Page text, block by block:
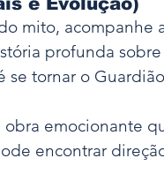
mito, acompanhe
profunda sobre
se tornar o
obra emocionante
encontrar